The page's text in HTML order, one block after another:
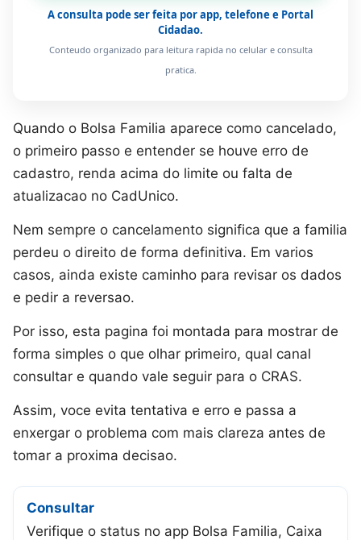
A consulta pode ser feita por app, telefone e Portal
Cidadao.
Conteudo organizado para leitura rapida no celular e consulta
pratica.
Quando o Bolsa Familia aparece como cancelado,
o primeiro passo e entender se houve erro de
cadastro, renda acima do limite ou falta de
atualizacao no CadUnico.
Nem sempre o cancelamento significa que a familia
perdeu o direito de forma definitiva. Em varios
casos, ainda existe caminho para revisar os dados
e pedir a reversao.
Por isso, esta pagina foi montada para mostrar de
forma simples o que olhar primeiro, qual canal
consultar e quando vale seguir para o CRAS.
Assim, voce evita tentativa e erro e passa a
enxergar o problema com mais clareza antes de
tomar a proxima decisao.
Consultar
Verifique o status no app Bolsa Familia, Caixa